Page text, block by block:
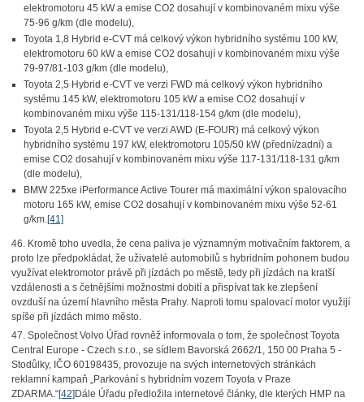
elektromotoru 45 kW a emise CO2 dosahují v kombinovaném mixu výše
75-96 g/km (dle modelu),
Toyota 1,8 Hybrid e-CVT má celkový výkon hybridního systému 100 kW,
elektromotoru 60 kW a emise CO2 dosahují v kombinovaném mixu výše
79-97/81-103 g/km (dle modelu),
Toyota 2,5 Hybrid e-CVT ve verzi FWD má celkový výkon hybridního
systému 145 kW, elektromotoru 105 kW a emise CO2 dosahují v
kombinovaném mixu výše 115-131/118-154 g/km (dle modelu),
Toyota 2,5 Hybrid e-CVT ve verzi AWD (E-FOUR) má celkový výkon
hybridního systému 197 kW, elektromotoru 105/50 kW (přední/zadní) a
emise CO2 dosahují v kombinovaném mixu výše 117-131/118-131 g/km
(dle modelu),
BMW 225xe iPerformance Active Tourer má maximální výkon spalovacího
motoru 165 kW, emise CO2 dosahují v kombinovaném mixu výše 52-61
g/km.[41]
46. Kromě toho uvedla, že cena paliva je významným motivačním faktorem, a
proto lze předpokládat, že uživatelé automobilů s hybridním pohonem budou
využívat elektromotor právě při jízdách po městě, tedy při jízdách na kratší
vzdálenosti a s četnějšími možnostmi dobití a přispívat tak ke zlepšení
ovzduší na území hlavního města Prahy. Naproti tomu spalovací motor využijí
spíše při jízdách mimo město.
47. Společnost Volvo Úřad rovněž informovala o tom, že společnost Toyota
Central Europe - Czech s.r.o., se sídlem Bavorská 2662/1, 150 00 Praha 5 -
Stodůlky, IČO 60198435, provozuje na svých internetových stránkách
reklamní kampaň „Parkování s hybridním vozem Toyota v Praze
ZDARMA.“[42] Dále Úřadu předložila internetové články, dle kterých HMP na